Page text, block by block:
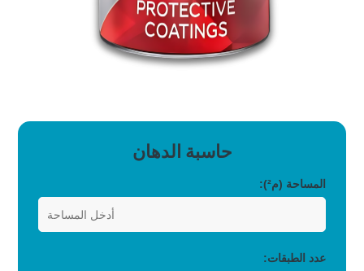
حاسبة الدهان
المساحة (م²):
عدد الطبقات: